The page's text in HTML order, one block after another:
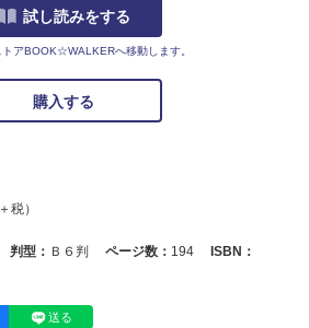
試し読みをする
アBOOK☆WALKERへ移動します。
購入する
税）
判型： Ｂ６判 ページ数： 194
ISBN：
送る